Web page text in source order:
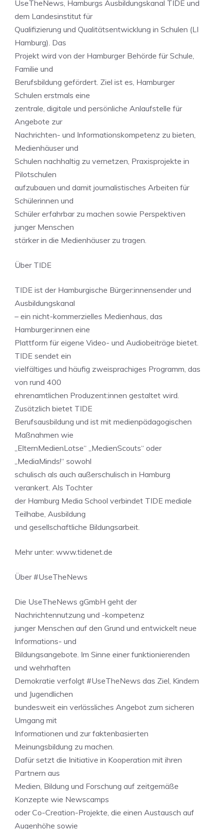
UseTheNews, Hamburgs Ausbildungskanal TIDE und
dem Landesinstitut für
Qualifizierung und Qualitätsentwicklung in Schulen (LI
Hamburg). Das
Projekt wird von der Hamburger Behörde für Schule,
Familie und
Berufsbildung gefördert. Ziel ist es, Hamburger
Schulen erstmals eine
zentrale, digitale und persönliche Anlaufstelle für
Angebote zur
Nachrichten- und Informationskompetenz zu bieten,
Medienhäuser und
Schulen nachhaltig zu vernetzen, Praxisprojekte in
Pilotschulen
aufzubauen und damit journalistisches Arbeiten für
Schülerinnen und
Schüler erfahrbar zu machen sowie Perspektiven
junger Menschen
stärker in die Medienhäuser zu tragen.
Über TIDE
TIDE ist der Hamburgische Bürger:innensender und
Ausbildungskanal
– ein nicht-kommerzielles Medienhaus, das
Hamburger:innen eine
Plattform für eigene Video- und Audiobeiträge bietet.
TIDE sendet ein
vielfältiges und häufig zweisprachiges Programm, das
von rund 400
ehrenamtlichen Produzent:innen gestaltet wird.
Zusätzlich bietet TIDE
Berufsausbildung und ist mit medienpädagogischen
Maßnahmen wie
„ElternMedienLotse“ „MedienScouts“ oder
„MediaMinds!“ sowohl
schulisch als auch außerschulisch in Hamburg
verankert. Als Tochter
der Hamburg Media School verbindet TIDE mediale
Teilhabe, Ausbildung
und gesellschaftliche Bildungsarbeit.
Mehr unter: www.tidenet.de
Über #UseTheNews
Die UseTheNews gGmbH geht der
Nachrichtennutzung und -kompetenz
junger Menschen auf den Grund und entwickelt neue
Informations- und
Bildungsangebote. Im Sinne einer funktionierenden
und wehrhaften
Demokratie verfolgt #UseTheNews das Ziel, Kindern
und Jugendlichen
bundesweit ein verlässliches Angebot zum sicheren
Umgang mit
Informationen und zur faktenbasierten
Meinungsbildung zu machen.
Dafür setzt die Initiative in Kooperation mit ihren
Partnern aus
Medien, Bildung und Forschung auf zeitgemäße
Konzepte wie Newscamps
oder Co-Creation-Projekte, die einen Austausch auf
Augenhöhe sowie